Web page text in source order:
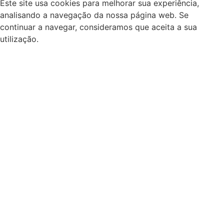
Este site usa cookies para melhorar sua experiência,
analisando a navegação da nossa página web. Se
continuar a navegar, consideramos que aceita a sua
utilização.